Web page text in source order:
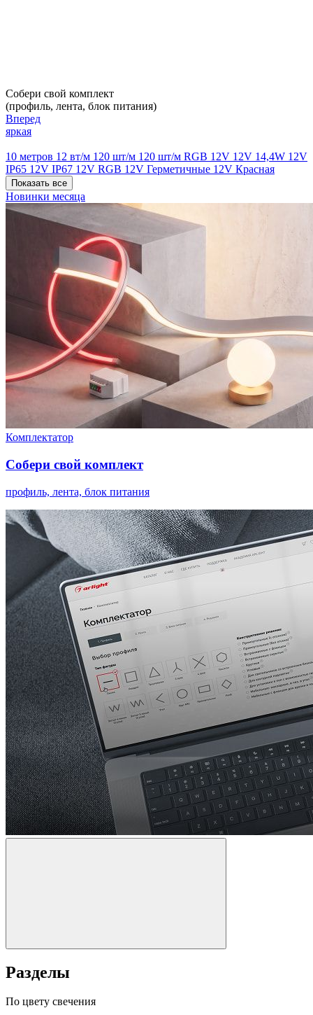
Собери свой комплект
(профиль, лента, блок питания)
Вперед
яркая
10 метров 12 вт/м 120 шт/м 120 шт/м RGB 12V 12V 14,4W 12V
IP65 12V IP67 12V RGB 12V Герметичные 12V Красная
Показать все
Новинки месяца
Комплектатор
Собери свой комплект
профиль, лента, блок питания
Разделы
По цвету свечения